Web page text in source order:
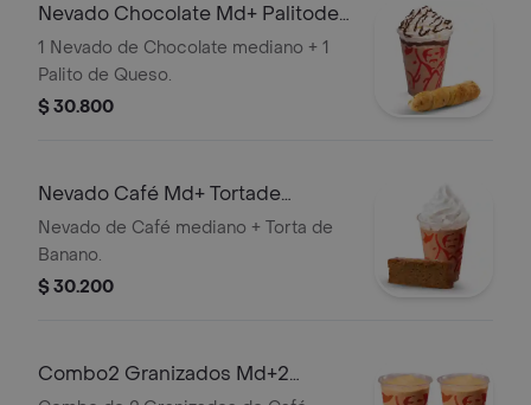
Nevado Chocolate Md+ Palitode
Queso
1 Nevado de Chocolate mediano + 1
Palito de Queso.
$ 30.800
Nevado Café Md+ Tortade
Banano
Nevado de Café mediano + Torta de
Banano.
$ 30.200
Combo2 Granizados Md+2